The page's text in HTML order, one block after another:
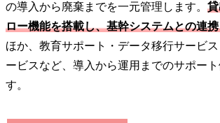
の導入から廃棄までを一元管理します。
ロー機能を搭載し、基幹システムとの連
ほか、教育サポート・データ移行サービ
ービスなど、導入から運用までのサポー
す。